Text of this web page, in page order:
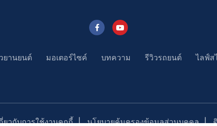
ยานยนต์ มอเตอร์ไซค์ บทความ รีวิวรถยนต์ ไลฟ์ส
ยวกับการใช้งานคุกกี้ นโยบายคุ้มครองข้อมูลส่วนบุคคล